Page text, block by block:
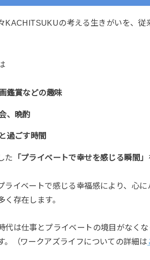
KACHITSUKUの考える生きがいを、従
鑑賞などの趣味
、晩酌
過ごす時間
た 「プライベートで幸せを感じる瞬間」
ライベートで感じる幸福感により、心
く存在します。
代は仕事とプライベートの境目がなく
。（ワークアズライフについての詳細は